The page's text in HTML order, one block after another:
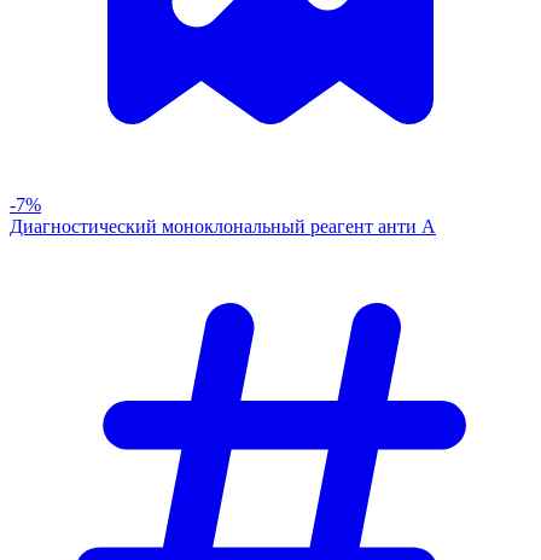
-7%
Диагностический моноклональный реагент анти А